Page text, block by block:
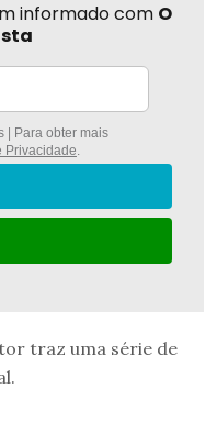
informado com O
| Para obter mais
Privacidade.
traz uma série de